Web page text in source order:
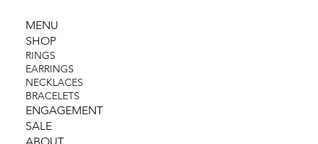
MENU
SHOP
RINGS
EARRINGS
NECKLACES
BRACELETS
ENGAGEMENT
SALE